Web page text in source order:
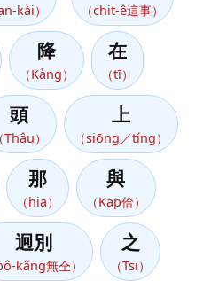
kài） （chit-ê這事）
降
（Kàng）
在
（tī）
頭
（Thâu）
上
（siōng／tíng）
那
（hia）
與
（Kap佮）
迥別
kâng無仝）
之
（Tsi）